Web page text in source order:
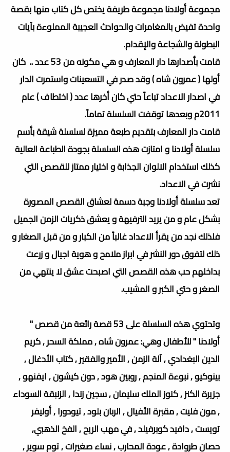
مجموعة أولادنا مجموعة طريفة يختص كل كتاب منها بقصة
واحدة تفيض بالمغامرات والحوادث العجيبة المملوءة بآيات
البطولة والشجاعة والإقدام.
قامت بأصدارها دار المعارف و هي مكونه من 53 عدد .. كان
أولها ( عمرون شاه ) وقد صدر في التسعينات واستمرت الدار
في اصدار الاعداد تباعاً حتي كان أخرها عدد ( اختطاف ) عام
2011م وبعدها توقفت السلسلة تماماً.
قامت دار المعارف بتقديم طبعة مميزة لسلسلة شيقة بأسم
سلسلة أولادنا و امتازت هذه السلسلة بجودة الطباعة العالية
كذلك استخدام الالوان الجذابة و اختيار ممتاز للقصص التي
نشرت في الاعداد.
تعد سلسلة أولادنا وجبة دسمة لعشاق القصص المصورة
بشكل عام و من يريد الترفيهة و يعشق ذكريات الزمن الجميل
فلذلك نجد من يقرأ الاعداد غالباً من الكبار و من قبل الصغار و
ذلك لتفوق دور النشر في ابراز ملامح و هوية اجيال و زرعت
بداخلهم حب هذه القصص التي اصبحت عشق لا ينتهي من
الصغر و حتي الكبر و المشيب.
وتحتوي هذه السلسلة على 53 قصة رائعة من قصص "
أولادنا " للأطفال وهي: عمرون شاه , مملكة السحر , كريم
الدين البغدادي , آلة الزمن , الأمير والفقير , كتاب الأدغال ,
بينوكيو , نبوءة المنجم , روبين هود , دون كيشون , ايفنهو ,
جزيرة الكنز , كنوز الملك سليمان , سجين زندا , الزنبقة السوداء
, مون فليت , مقبرة الأفيال , الربان بلود , تيودورا , أوليفر
تويست , دافيد كوبرفيلد , في مهب الريح , الفخ الذهبي,
حصان طروادة , عودة المحارب , نساء صغيرات , توم سوير ,